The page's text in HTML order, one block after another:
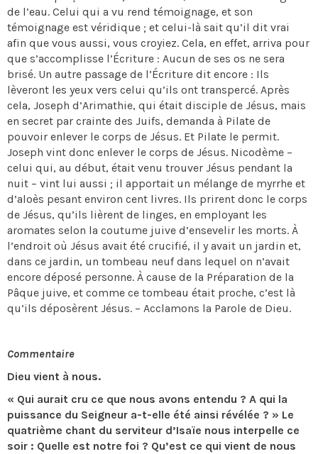
Commentaire
Dieu vient à nous.
« Qui aurait cru ce que nous avons entendu ? A qui la
puissance du Seigneur a-t-elle été ainsi révélée ? » Le
quatrième chant du serviteur d’Isaïe nous interpelle ce
soir : Quelle est notre foi ? Qu’est ce qui vient de nous